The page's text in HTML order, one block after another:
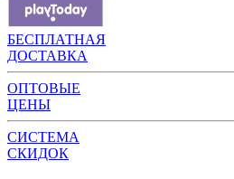
БЕСПЛАТНАЯ
ДОСТАВКА
ОПТОВЫЕ
ЦЕНЫ
СИСТЕМА
СКИДОК